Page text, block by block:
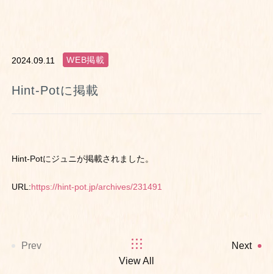
2024.09.11 WEB掲載
Hint-Potに掲載
Hint-Potにジュニが掲載されました。
URL:https://hint-pot.jp/archives/231491
Prev
View All
Next